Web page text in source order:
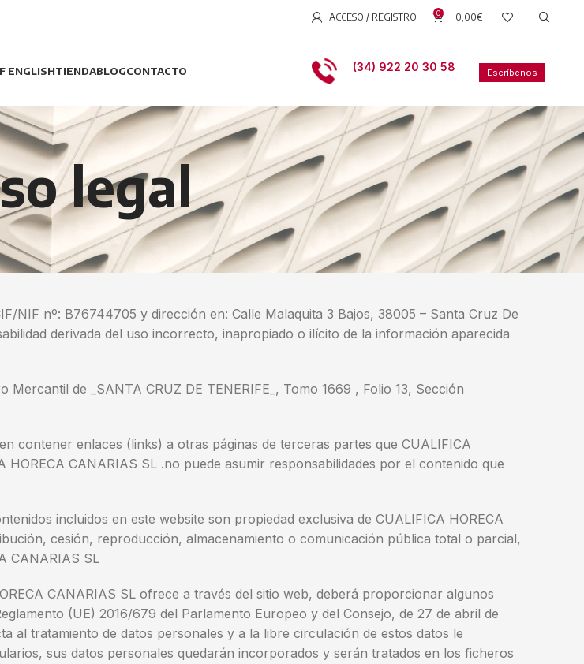
ACCESO / REGISTRO 0 0,00€
ENGLISHTIENDABLOGCONTACTO (34) 922 20 30 58 Escríbenos
legal
NIF nº: B76744705 y dirección en: Calle Malaquita 3 Bajos, 38005 – Santa Cruz De
derivada del uso incorrecto, inapropiado o ilícito de la información aparecida
de _SANTA CRUZ DE TENERIFE_, Tomo 1669 , Folio 13, Sección
contener enlaces (links) a otras páginas de terceras partes que CUALIFICA
CANARIAS SL .no puede asumir responsabilidades por el contenido que
incluidos en este website son propiedad exclusiva de CUALIFICA HORECA
cesión, reproducción, almacenamiento o comunicación pública total o parcial,
CANARIAS SL
CANARIAS SL ofrece a través del sitio web, deberá proporcionar algunos
(UE) 2016/679 del Parlamento Europeo y del Consejo, de 27 de abril de
al tratamiento de datos personales y a la libre circulación de estos datos le
sus datos personales quedarán incorporados y serán tratados en los ficheros